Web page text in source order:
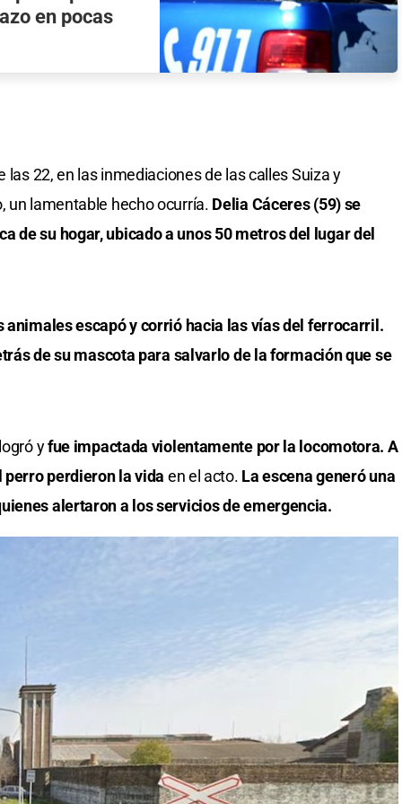
en pocas
22, en las inmediaciones de las calles Suiza y
un lamentable hecho ocurría. Delia Cáceres (59) se
de su hogar, ubicado a unos 50 metros del lugar del
animales escapó y corrió hacia las vías del ferrocarril.
de su mascota para salvarlo de la formación que se
yfue impactada violentamente por la locomotora. A
perdieron la vida en el acto. La escena generó una
alertaron a los servicios de emergencia.